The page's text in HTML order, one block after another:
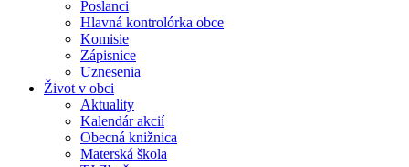
Poslanci
Hlavná kontrolórka obce
Komisie
Zápisnice
Uznesenia
Život v obci
Aktuality
Kalendár akcií
Obecná knižnica
Materská škola